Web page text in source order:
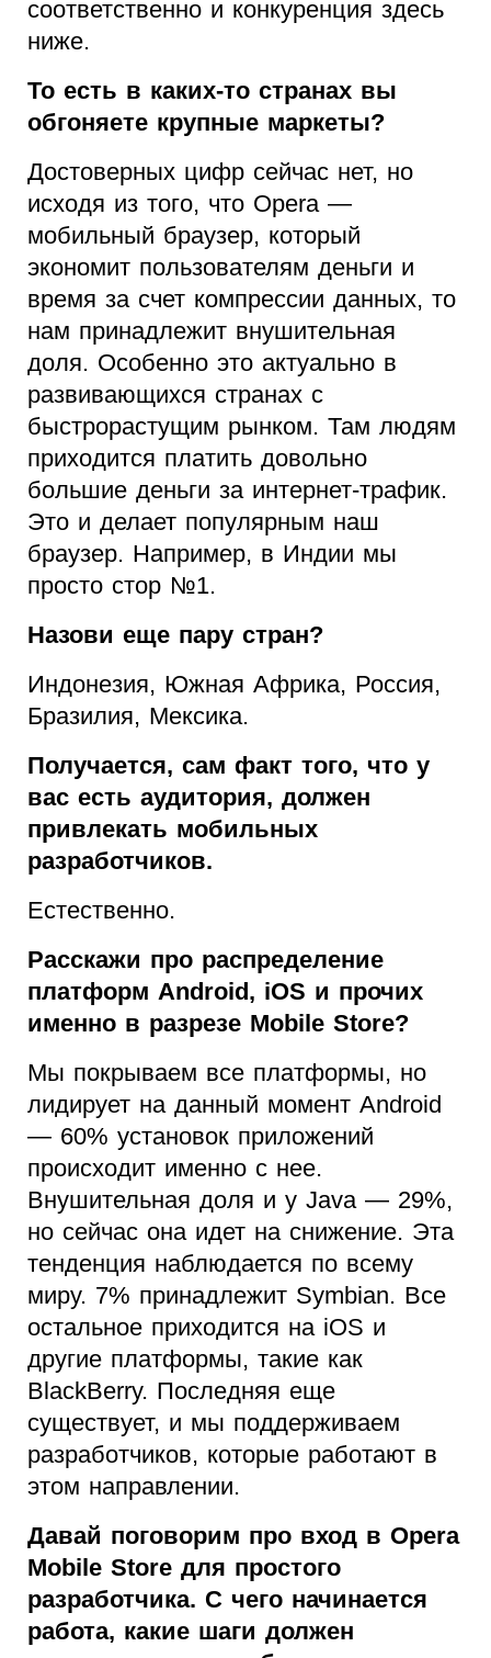
соответственно и конкуренция здесь
ниже.
То есть в каких-то странах вы
обгоняете крупные маркеты?
Достоверных цифр сейчас нет, но
исходя из того, что Opera —
мобильный браузер, который
экономит пользователям деньги и
время за счет компрессии данных, то
нам принадлежит внушительная
доля. Особенно это актуально в
развивающихся странах с
быстрорастущим рынком. Там людям
приходится платить довольно
большие деньги за интернет-трафик.
Это и делает популярным наш
браузер. Например, в Индии мы
просто стор №1.
Назови еще пару стран?
Индонезия, Южная Африка, Россия,
Бразилия, Мексика.
Получается, сам факт того, что у
вас есть аудитория, должен
привлекать мобильных
разработчиков.
Естественно.
Расскажи про распределение
платформ Android, iOS и прочих
именно в разрезе Mobile Store?
Мы покрываем все платформы, но
лидирует на данный момент Android
— 60% установок приложений
происходит именно с нее.
Внушительная доля и у Java — 29%,
но сейчас она идет на снижение. Эта
тенденция наблюдается по всему
миру. 7% принадлежит Symbian. Все
остальное приходится на iOS и
другие платформы, такие как
BlackBerry. Последняя еще
существует, и мы поддерживаем
разработчиков, которые работают в
этом направлении.
Давай поговорим про вход в Opera
Mobile Store для простого
разработчика. С чего начинается
работа, какие шаги должен